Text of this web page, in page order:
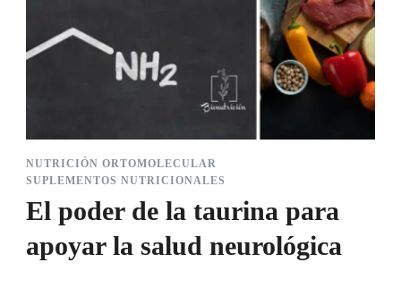
NUTRICIÓN ORTOMOLECULAR
SUPLEMENTOS NUTRICIONALES
El poder de la taurina para
apoyar la salud neurológica